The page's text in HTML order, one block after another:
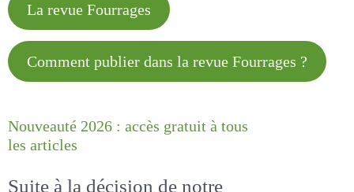
La revue Fourrages
Comment publier dans la revue
Nouveauté 2026 : accès gratuit à